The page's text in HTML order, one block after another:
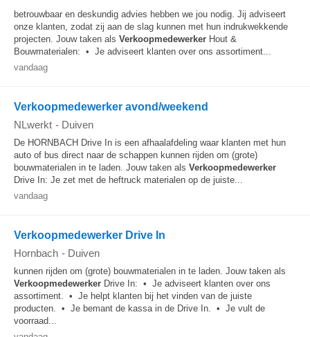
betrouwbaar en deskundig advies hebben we jou nodig. Jij adviseert
onze klanten, zodat zij aan de slag kunnen met hun indrukwekkende
projecten. Jouw taken als Verkoopmedewerker Hout &
Bouwmaterialen: • Je adviseert klanten over ons assortiment...
vandaag
Verkoopmedewerker avond/weekend
NLwerkt - Duiven
De HORNBACH Drive In is een afhaalafdeling waar klanten met hun
auto of bus direct naar de schappen kunnen rijden om (grote)
bouwmaterialen in te laden. Jouw taken als Verkoopmedewerker
Drive In: Je zet met de heftruck materialen op de juiste...
vandaag
Verkoopmedewerker Drive In
Hornbach - Duiven
kunnen rijden om (grote) bouwmaterialen in te laden. Jouw taken als
Verkoopmedewerker Drive In: • Je adviseert klanten over ons
assortiment. • Je helpt klanten bij het vinden van de juiste
producten. • Je bemant de kassa in de Drive In. • Je vult de
voorraad...